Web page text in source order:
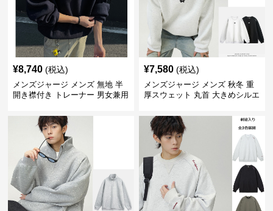
¥8,740 (税込)
メンズジャージ メンズ 無地 半
開き襟付き トレーナー 男女兼用
¥7,580 (税込)
メンズジャージ メンズ 秋冬 重
厚スウェット 丸首 大きめシルエ